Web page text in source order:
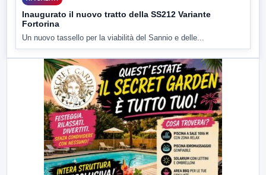
Inaugurato il nuovo tratto della SS212 Variante
Fortorina
Un nuovo tassello per la viabilità del Sannio e delle...